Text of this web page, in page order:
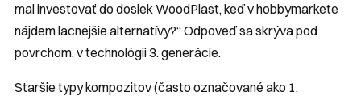
mal investovať do dosiek WoodPlast, keď v hobbymarkete
nájdem lacnejšie alternatívy?“Odpoveď sa skrýva pod
povrchom, v technológii 3. generácie.
Staršie typy kompozitov (často označované ako 1.